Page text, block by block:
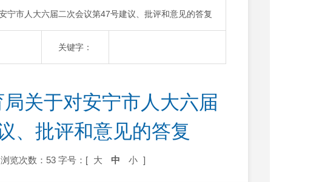
宁市人大六届二次会议第47号建议、批评和意见的答复
关键字：
关于对安宁市人大六届
、批评和意见的答复
浏览次数：53 字号：[ 大 中 小 ]